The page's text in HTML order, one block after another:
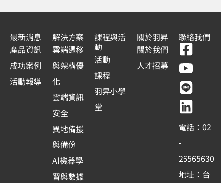
最新消息
產品資訊
成功案例
活動報導
解決方案
雲端遷移
與架構優
化
雲端資訊
安全
異地備援
與備份
Al機器學
習與數據
課程與活
動
活動
課程
羽昇小學
堂
關於羽昇
關於我們
人才招募
聯絡我們
F
a
c
e
b
o
o
k
-
Y
o
u
t
u
b
e
L
i
n
e
L
i
n
k
e
d
i
n
電話：02
-
26565630
地址：台